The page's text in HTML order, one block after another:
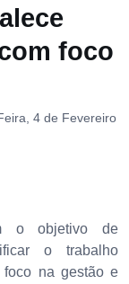
foco
4 de Fevereiro
o objetivo de
o trabalho
foco na gestão e